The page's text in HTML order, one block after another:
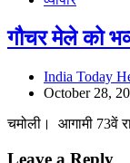
गौचर मेले को
India Today
October 28,
चमोली। आगामी 73वें
Leave a Reply